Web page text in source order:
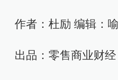
作者：杜励 编辑：
出品：零售商业财